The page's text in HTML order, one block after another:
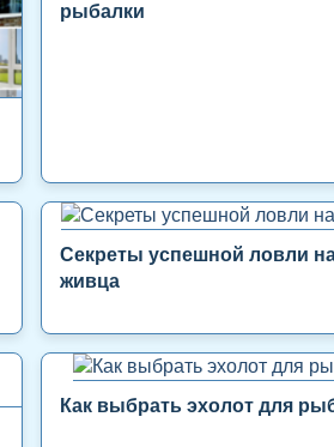
рыбалки
Секреты успешной ловли
живца
Как выбрать эхолот для